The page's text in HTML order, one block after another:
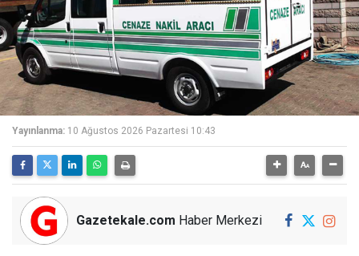
Yayınlanma: 10 Ağustos 2026 Pazartesi 10:43
Gazetekale.com Haber Merkezi